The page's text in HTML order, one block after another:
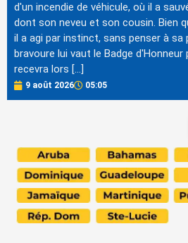
d'un incendie de véhicule, où il a
dont son neveu et son cousin. Bien
il a agi par instinct, sans penser à sa
bravoure lui vaut le Badge d'Honneur
recevra lors […]
9 août 2026 05:05